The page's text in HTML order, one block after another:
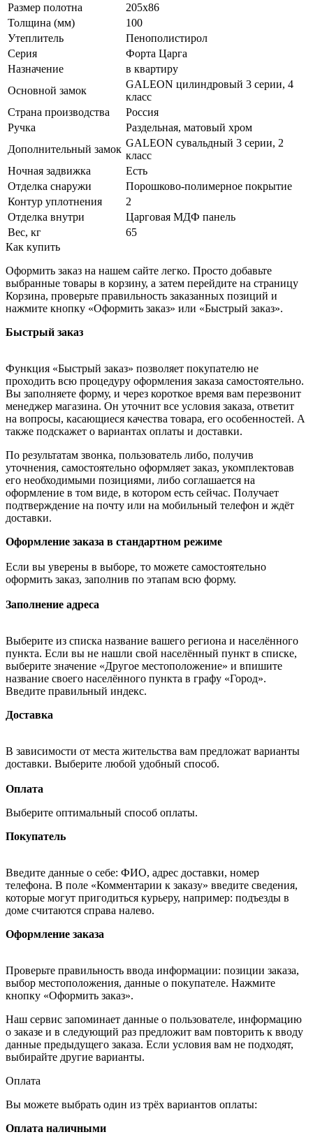
Размер полотна
205x86
Толщина (мм)
100
Утеплитель
Пенополистирол
Серия
Форта Царга
Назначение
в квартиру
Основной замок
GALEON цилиндровый 3 серии, 4
класс
Страна производства
Россия
Ручка
Раздельная, матовый хром
Дополнительный замок
GALEON сувальдный 3 серии, 2
класс
Ночная задвижка
Есть
Отделка снаружи
Порошково-полимерное покрытие
Контур уплотнения
2
Отделка внутри
Царговая МДФ панель
Вес, кг
65
Как купить
Оформить заказ на нашем сайте легко. Просто добавьте
выбранные товары в корзину, а затем перейдите на страницу
Корзина, проверьте правильность заказанных позиций и
нажмите кнопку «Оформить заказ» или «Быстрый заказ».
Быстрый заказ
Функция «Быстрый заказ» позволяет покупателю не
проходить всю процедуру оформления заказа самостоятельно.
Вы заполняете форму, и через короткое время вам перезвонит
менеджер магазина. Он уточнит все условия заказа, ответит
на вопросы, касающиеся качества товара, его особенностей. А
также подскажет о вариантах оплаты и доставки.
По результатам звонка, пользователь либо, получив
уточнения, самостоятельно оформляет заказ, укомплектовав
его необходимыми позициями, либо соглашается на
оформление в том виде, в котором есть сейчас. Получает
подтверждение на почту или на мобильный телефон и ждёт
доставки.
Оформление заказа в стандартном режиме
Если вы уверены в выборе, то можете самостоятельно
оформить заказ, заполнив по этапам всю форму.
Заполнение адреса
Выберите из списка название вашего региона и населённого
пункта. Если вы не нашли свой населённый пункт в списке,
выберите значение «Другое местоположение» и впишите
название своего населённого пункта в графу «Город».
Введите правильный индекс.
Доставка
В зависимости от места жительства вам предложат варианты
доставки. Выберите любой удобный способ.
Оплата
Выберите оптимальный способ оплаты.
Покупатель
Введите данные о себе: ФИО, адрес доставки, номер
телефона. В поле «Комментарии к заказу» введите сведения,
которые могут пригодиться курьеру, например: подъезды в
доме считаются справа налево.
Оформление заказа
Проверьте правильность ввода информации: позиции заказа,
выбор местоположения, данные о покупателе. Нажмите
кнопку «Оформить заказ».
Наш сервис запоминает данные о пользователе, информацию
о заказе и в следующий раз предложит вам повторить к вводу
данные предыдущего заказа. Если условия вам не подходят,
выбирайте другие варианты.
Оплата
Вы можете выбрать один из трёх вариантов оплаты:
Оплата наличными